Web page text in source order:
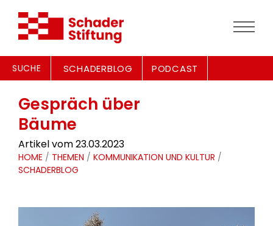
SUCHE SCHADERBLOG PODCAST
Gespräch über
Bäume
Artikel vom 23.03.2023
HOME / THEMEN / KOMMUNIKATION UND KULTUR /
SCHADERBLOG